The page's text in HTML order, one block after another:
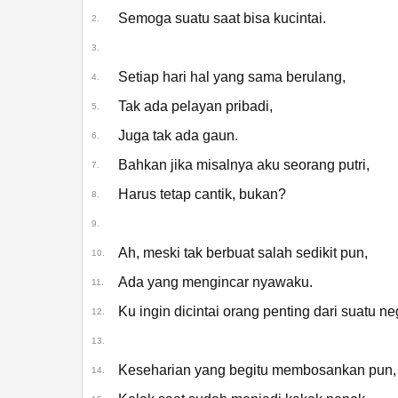
お姫様にはなれない /
Audio】
2. Semoga suatu saat bisa kucintai.
3.
4. Setiap hari hal yang sama berulang,
5. Tak ada pelayan pribadi,
6. Juga tak ada gaun.
7. Bahkan jika misalnya aku seorang putri,
8. Harus tetap cantik, bukan?
9.
10. Ah, meski tak berbuat salah sedikit pun,
11. Ada yang mengincar nyawaku.
12. Ku ingin dicintai orang penting dari suatu
13.
14. Keseharian yang begitu membosankan pun,